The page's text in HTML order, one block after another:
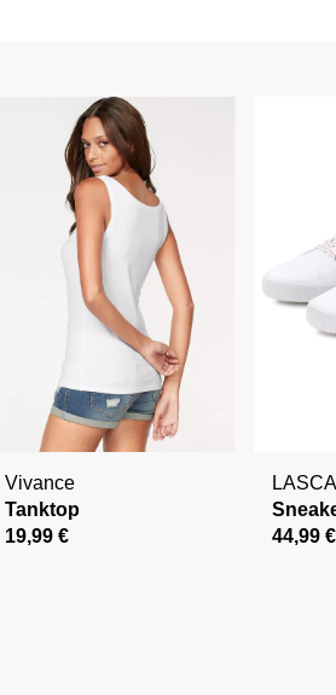
Vivance
Tanktop
19,99 €
44,99 €